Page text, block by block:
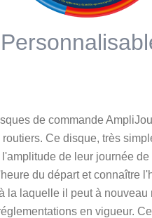
de commande
Ce disque, très
de leur journée
du départ et connaître
la laquelle il peut à nouveau
en vigueur.